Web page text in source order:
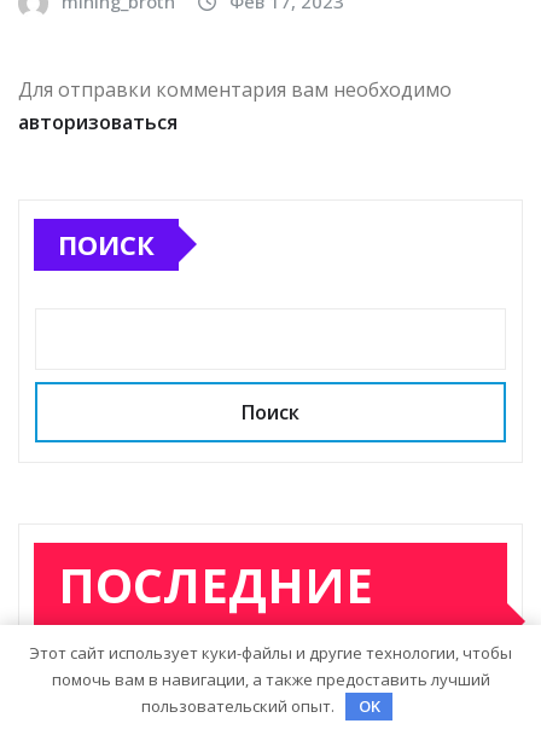
Для отправки комментария вам необходимо
авторизоваться
ПОИСК
Поиск
ПОСЛЕДНИЕ
ЗАПИСИ
Этот сайт использует куки-файлы и другие технологии, чтобы
помочь вам в навигации, а также предоставить лучший
пользовательский опыт.
OK